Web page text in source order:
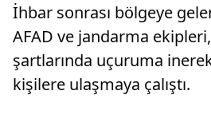
İhbar sonrası bölgeye
AFAD ve jandarma
şartlarında uçuruma
kişilere ulaşmaya çalıştı.